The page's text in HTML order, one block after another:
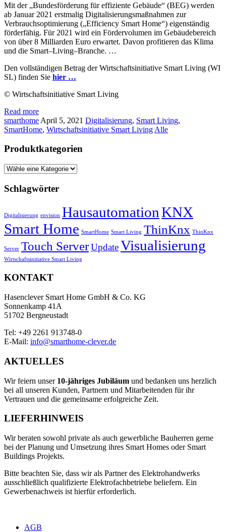
Mit der „Bundesförderung für effiziente Gebäude“ (BEG) werden
ab Januar 2021 erstmalig Digitalisierungsmaßnahmen zur
Verbrauchsoptimierung („Efficiency Smart Home“) eigenständig
förderfähig. Für 2021 wird ein Fördervolumen im Gebäudebereich
von über 8 Milliarden Euro erwartet. Davon profitieren das Klima
und die Smart–Living–Branche. …
Den vollständigen Betrag der Wirtschaftsinitiative Smart Living (WI
SL) finden Sie hier …
© Wirtschaftsinitiative Smart Living
Read more
smarthome April 5, 2021 Digitalisierung, Smart Living,
SmartHome, Wirtschaftsinitiative Smart Living Alle
Produktkategorien
Schlagwörter
Digitalisierung envision HausautomationKNX
Smart Home SmartHome Smart Living ThinKnx ThinKnx
Server Touch ServerUpdateVisualisierung
Wirtschaftsinitiative Smart Living
KONTAKT
Hasenclever Smart Home GmbH & Co. KG
Sonnenkamp 41A
51702 Bergneustadt
Tel: +49 2261 913748-0
E-Mail: info@smarthome-clever.de
AKTUELLES
Wir feiern unser 10‑jähriges Jubiläum und bedanken uns herzlich
bei all unseren Kunden, Partnern und Mitarbeitenden für ihr
Vertrauen und die gemeinsame erfolgreiche Zeit.
LIEFERHINWEIS
Wir beraten sowohl private als auch gewerbliche Bauherren gerne
bei der Planung und Umsetzung ihres Smart Homes oder Smart
Buildings Projekts.
Bitte beachten Sie, dass wir als Partner des Elektrohandwerks
ausschließlich qualifizierte Elektrofachbetriebe beliefern. Ein
Gewerbenachweis ist hierfür erforderlich.
AGB